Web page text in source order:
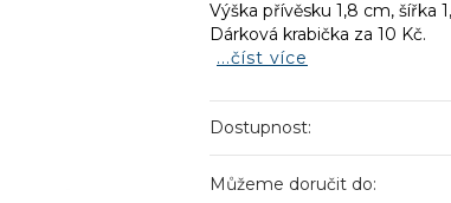
Výška přívěsku 1,8 cm, šířka
Dárková krabička za 10 Kč.
...číst více
Dostupnost:
Můžeme doručit do: